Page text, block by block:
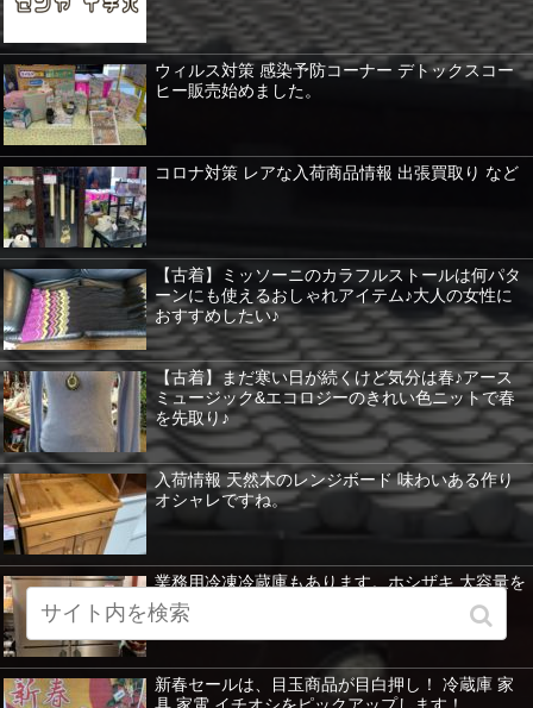
ウィルス対策 感染予防コーナー デトックスコー
ヒー販売始めました。
コロナ対策 レアな入荷商品情報 出張買取り など
【古着】ミッソーニのカラフルストールは何パタ
ーンにも使えるおしゃれアイテム♪大人の女性に
おすすめしたい♪
【古着】まだ寒い日が続くけど気分は春♪アース
ミュージック&エコロジーのきれい色ニットで春
を先取り♪
入荷情報 天然木のレンジボード 味わいある作り
オシャレですね。
業務用冷凍冷蔵庫もあります。ホシザキ 大容量を
紹介 暖房器具など特価！
新春セールは、目玉商品が目白押し！ 冷蔵庫 家